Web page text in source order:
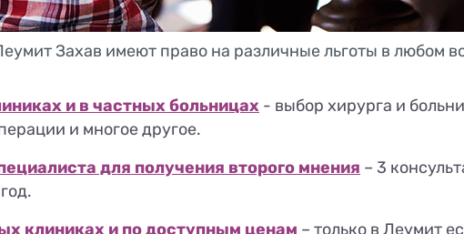
Захав имеют право на различные льготы в любом
и в частных больницах - выбор хирурга и
и многое другое.
для получения второго мнения – 3
клиниках и по доступным ценам – только в Леумит